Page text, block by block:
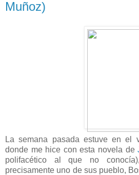
Muñoz)
La semana pasada estuve en
donde me hice con esta novela de
polifacético al que no
precisamente uno de sus pueblo,